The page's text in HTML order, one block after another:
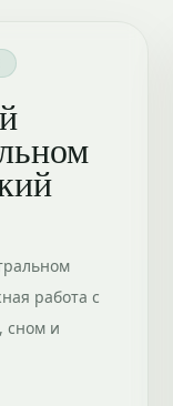
работа с
сном и